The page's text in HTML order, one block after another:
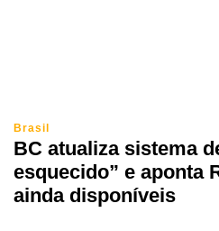
Brasil
BC atualiza sistema
esquecido” e aponta
ainda disponíveis